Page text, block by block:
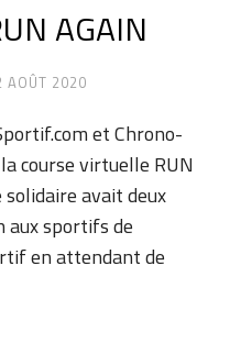
AGAIN
AOÛT 2020
et Chrono-
course virtuelle RUN
avait deux
aux sportifs de
en attendant de